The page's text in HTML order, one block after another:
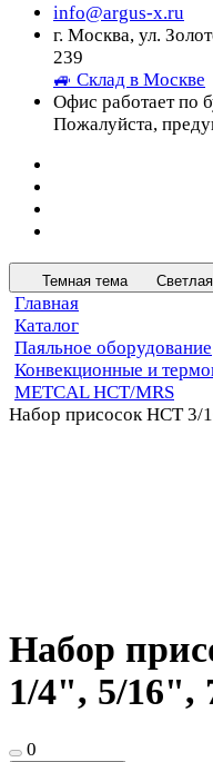
info@argus-x.ru
г. Москва, ул.
239
🚙 Склад в Москве
Офис работает по
Пожалуйста,
Темная тема
Главная
Каталог
Паяльное оборудование
Конвекционные и
METCAL HCT/MRS
Набор присосок HCT
Набор
1/4", 5/16",
0